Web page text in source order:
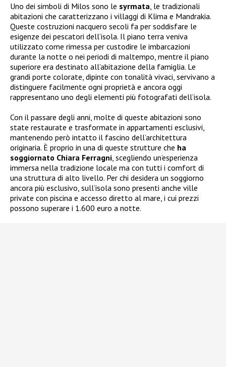
Uno dei simboli di Milos sono le syrmata , le tradizionali
abitazioni che caratterizzano i villaggi di Klima e Mandrakia.
Queste costruzioni nacquero secoli fa per soddisfare le
esigenze dei pescatori dell’isola. Il piano terra veniva
utilizzato come rimessa per custodire le imbarcazioni
durante la notte o nei periodi di maltempo, mentre il piano
superiore era destinato all’abitazione della famiglia. Le
grandi porte colorate, dipinte con tonalità vivaci, servivano a
distinguere facilmente ogni proprietà e ancora oggi
rappresentano uno degli elementi più fotografati dell’isola.
Con il passare degli anni, molte di queste abitazioni sono
state restaurate e trasformate in appartamenti esclusivi,
mantenendo però intatto il fascino dell’architettura
originaria. È proprio in una di queste strutture che ha
soggiornato Chiara Ferragni , scegliendo un’esperienza
immersa nella tradizione locale ma con tutti i comfort di
una struttura di alto livello. Per chi desidera un soggiorno
ancora più esclusivo, sull’isola sono presenti anche ville
private con piscina e accesso diretto al mare, i cui prezzi
possono superare i 1.600 euro a notte.